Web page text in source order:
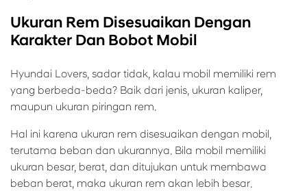
Ukuran Rem Disesuaikan Dengan
Karakter Dan Bobot Mobil
Hyundai Lovers, sadar tidak, kalau mobil memiliki rem
yang berbeda-beda? Baik dari jenis, ukuran kaliper,
maupun ukuran piringan rem.
Hal ini karena ukuran rem disesuaikan dengan mobil,
terutama beban dan ukurannya. Bila mobil memiliki
ukuran besar, berat, dan ditujukan untuk membawa
beban berat, maka ukuran rem akan lebih besar.